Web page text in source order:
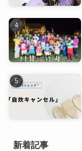
新着記事